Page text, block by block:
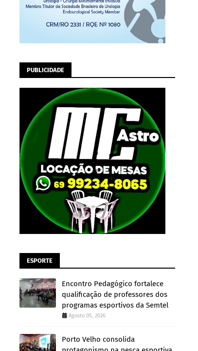
PUBLICIDADE
ESPORTE
Encontro Pedagógico fortalece
qualificação de professores dos
programas esportivos da Semtel
Agosto 05, 2026
Porto Velho consolida